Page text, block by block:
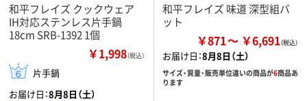
和平フレイズ クックウェア
IH対応ステンレス片手鍋
18cm SRB-1392 1個
￥1,998（税込）
片手鍋
お届け日：8月8日（土）
和平フレイズ 味道 深型組バ
ット
￥871 ￥6,691
お届け日：8月8日（土）
サイズ・質量・販売単位違いの商品が6商品あ
ります